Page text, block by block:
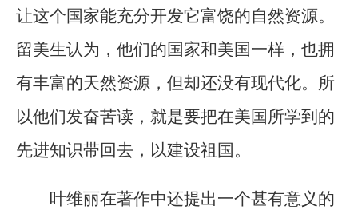
让这个国家能充分开发它富饶的自然资源。
留美生认为，他们的国家和美国一样，也拥
有丰富的天然资源，但却还没有现代化。所
以他们发奋苦读，就是要把在美国所学到的
先进知识带回去，以建设祖国。
叶维丽在著作中还提出一个甚有意义的